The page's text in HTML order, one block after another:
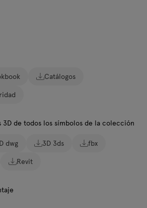
Catálogos
3D de todos los símbolos de la colección
dwg 3D 3ds
fbx
Revit